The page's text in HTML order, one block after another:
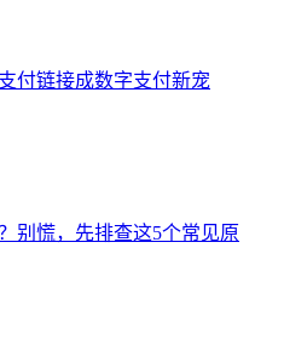
付链接成数字支付新宠
别慌，先排查这5个常见原